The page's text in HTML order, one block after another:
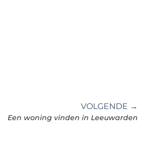
VOLGENDE →
Een woning vinden in Leeuwarden